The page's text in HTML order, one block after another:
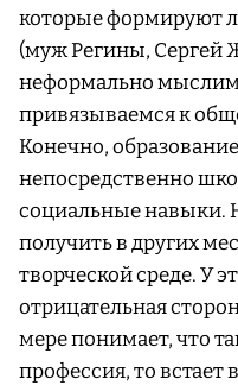
которые формируют
(муж Регины, Сергей
неформально мыслим
привязываемся к
Конечно,
непосредственно
социальные навыки.
получить в других
творческой среде. У
отрицательная
мере понимает, что
профессия, то встает